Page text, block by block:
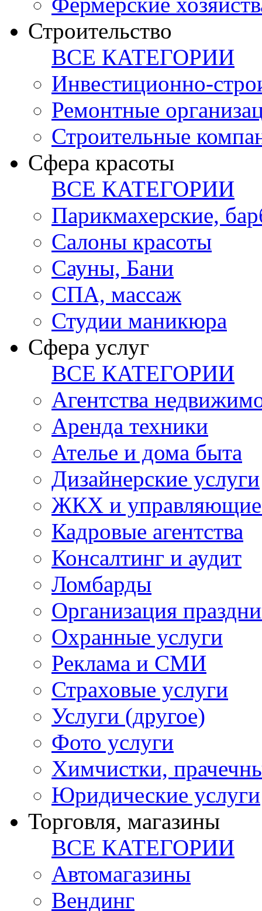
Строительство
ВСЕ КАТЕГОРИИ
Инвестиционно-
Ремонтные
Строительные
Сфера красоты
ВСЕ КАТЕГОРИИ
Парикмахерские,
Салоны красоты
Сауны, Бани
СПА, массаж
Студии маникюра
Сфера услуг
ВСЕ КАТЕГОРИИ
Агентства
Аренда техники
Ателье и дома быта
Дизайнерские услуги
ЖКХ и управляющие
Кадровые агентства
Консалтинг и аудит
Ломбарды
Организация
Охранные услуги
Реклама и СМИ
Страховые услуги
Услуги (другое)
Фото услуги
Химчистки,
Юридические услуги
Торговля, магазины
ВСЕ КАТЕГОРИИ
Автомагазины
Вендинг